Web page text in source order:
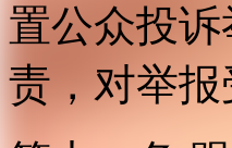
置公众投
责，对举